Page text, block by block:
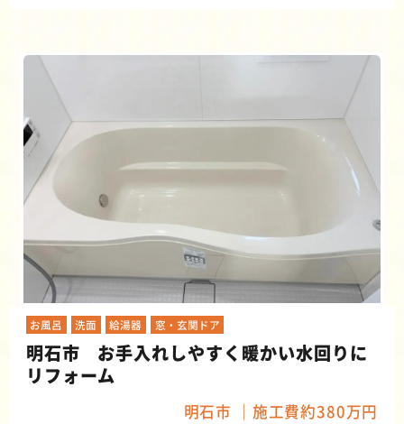
お風呂 洗面 給湯器 窓・玄関ドア
明石市 お手入れしやすく暖かい水回りに
リフォーム
明石市 施工費約380万円